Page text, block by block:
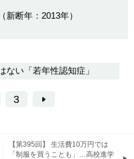
断年：2013年）
ない「若年性認知症」
3
【第395回】 生活費10万円では
「制服を買うことも」…高校進学